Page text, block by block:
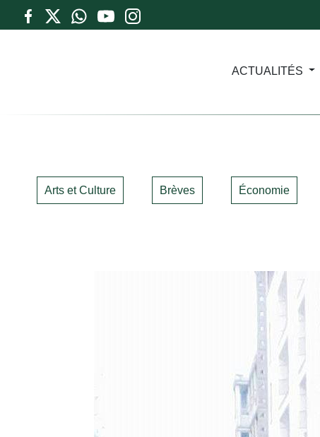
ACTUALITÉS
Arts et Culture Brèves Économie